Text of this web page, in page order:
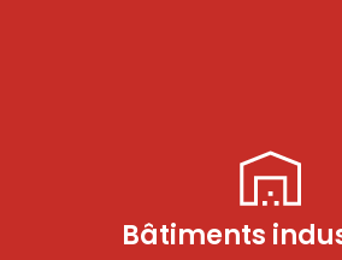
Bâtiments